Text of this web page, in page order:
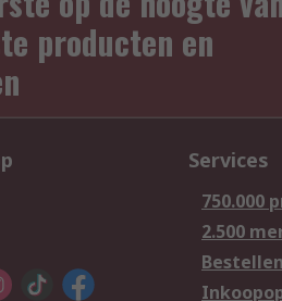
producten en
Services
750.000
2.500
Bestellen